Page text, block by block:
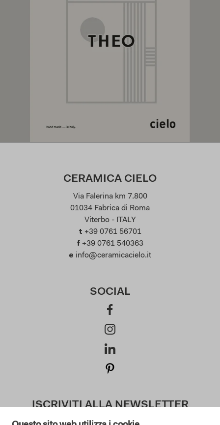
CERAMICA CIELO
Via Falerina km 7.800
01034 Fabrica di Roma
Viterbo - ITALY
t +39 0761 56701
f +39 0761 540363
e info@ceramicacielo.it
SOCIAL
ISCRIVITI ALLA NEWSLETTER